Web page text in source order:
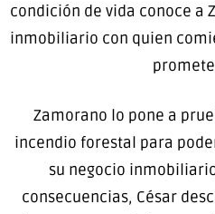
condición de vida conoce a
inmobiliario con quien
Zamorano lo pone a
incendio forestal para
su negocio
consecuencias, César